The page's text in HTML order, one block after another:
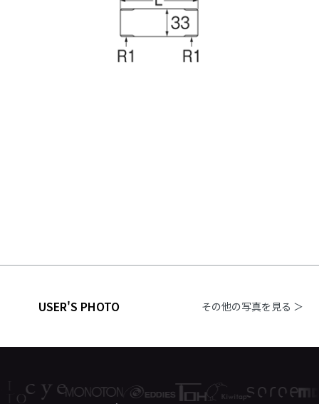
USER'S PHOTO その他の写真を見る ＞